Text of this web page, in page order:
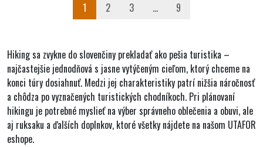
1 2 3 ... 9
Hikingsa zvykne do slovenčiny prekladať ako pešia turistika –
najčastejšie jednodňová s jasne vytýčeným cieľom, ktorý chceme na
konci túry dosiahnuť. Medzi jej charakteristiky patrí nižšia náročnosť
a chôdza povyznačených turistických chodníkoch. Pri plánovaní
hikingu je potrebné myslieť na výber správneho oblečenia a obuvi, ale
aj ruksaku a ďalších doplnkov, ktoré všetky nájdete na našom UTAFOR
eshope.